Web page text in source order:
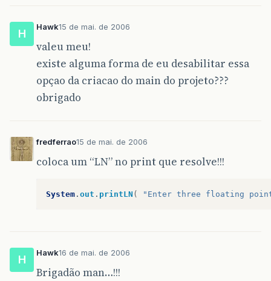
H
Hawk15 de mai. de 2006
valeu meu!
existe alguma forma de eu desabilitar essa
opçao da criacao do main do projeto???
obrigado
fredferrao15 de mai. de 2006
coloca um “LN” no print que resolve!!!
System . out . printLN ( "Enter three floating
H
Hawk16 de mai. de 2006
Brigadão man…!!!